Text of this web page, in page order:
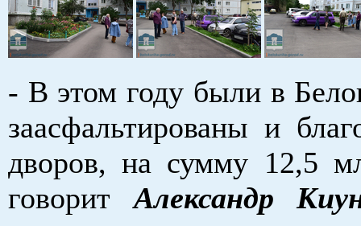
- В этом году были в
заасфальтированы и
дворов, на сумму 12,5
говоритАлександр